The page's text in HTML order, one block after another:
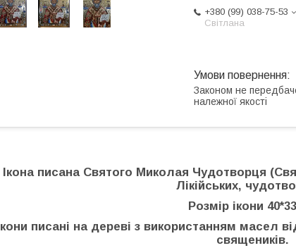
+380 (99) 038-75-53
Світлана
Законом не
належної якості
Ікона писана Святого Миколая Чудотворця
Лікійських,
Розмір ікони
Ікони писані на дереві з використанням масел
священиків.